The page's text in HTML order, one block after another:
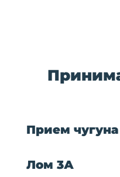
Прием чугуна
Лом 3А